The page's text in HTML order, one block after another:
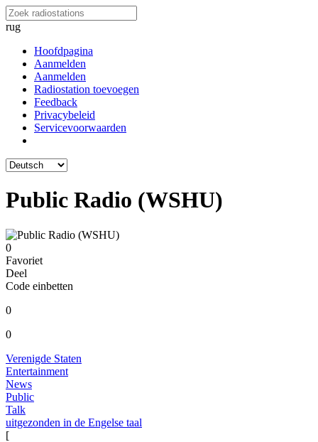
rug
Hoofdpagina
Aanmelden
Aanmelden
Radiostation toevoegen
Feedback
Privacybeleid
Servicevoorwaarden
Public Radio (WSHU)
0
Favoriet
Deel
Code einbetten
0
0
Verenigde Staten
Entertainment
News
Public
Talk
uitgezonden in de Engelse taal
[